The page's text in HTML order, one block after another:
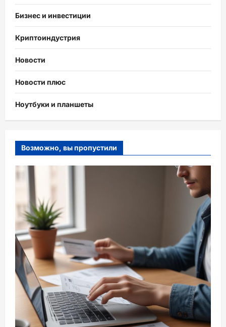
Бизнес и инвестиции
Криптоиндустрия
Новости
Новости плюс
Ноутбуки и планшеты
Возможно, вы пропустили